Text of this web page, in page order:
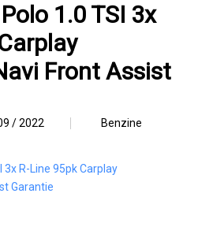
1.0 TSI 3x
Front Assist
/ 2022
Benzine